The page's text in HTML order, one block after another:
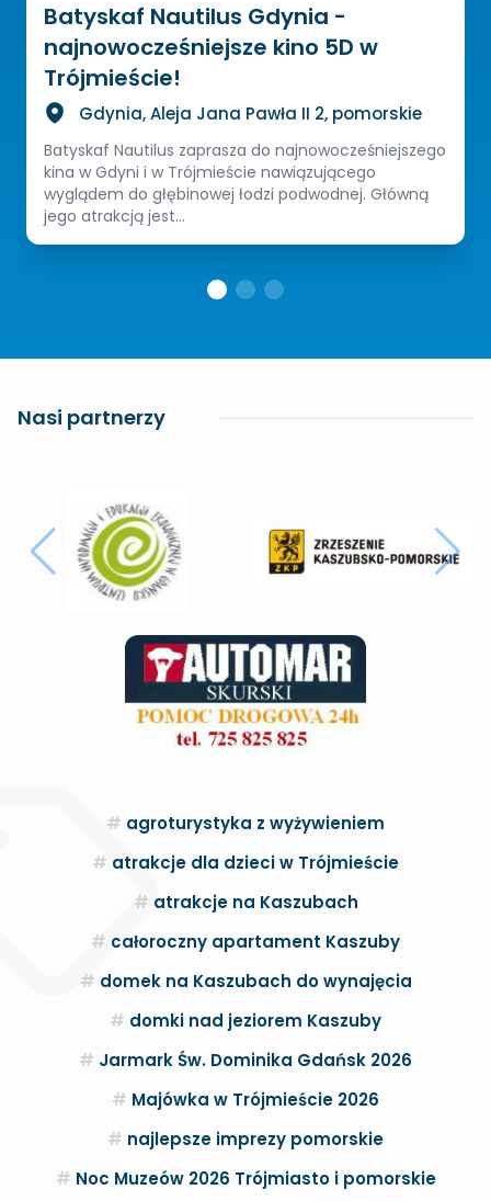
Batyskaf Nautilus Gdynia -
najnowocześniejsze kino 5D w
Trójmieście!
Gdynia, Aleja Jana Pawła II 2, pomorskie
Batyskaf Nautilus zaprasza do najnowocześniejszego
kina w Gdyni i w Trójmieście nawiązującego
wyglądem do głębinowej łodzi podwodnej. Główną
jego atrakcją jest...
Nasi partnerzy
agroturystyka z wyżywieniem
atrakcje dla dzieci w Trójmieście
atrakcje na Kaszubach
całoroczny apartament Kaszuby
domek na Kaszubach do wynajęcia
domki nad jeziorem Kaszuby
Jarmark Św. Dominika Gdańsk 2026
Majówka w Trójmieście 2026
najlepsze imprezy pomorskie
Noc Muzeów 2026 Trójmiasto i pomorskie